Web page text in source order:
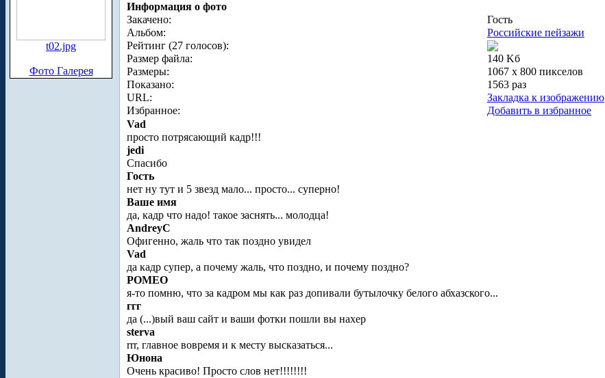
t02.jpg
Фото Галерея
Информация о фото
Закачено:
Гость
Альбом:
Российские пейзажи
Рейтинг (27 голосов):
Размер файла:
140 Kб
Размеры:
1067 x 800 пикселов
Показано:
1563 раз
URL:
Закладка к изображению
Избранное:
Добавить в избранное
Vad
просто потрясающий кадр!!!
jedi
Спасибо
Гость
нет ну тут и 5 звезд мало... просто... суперно!
Ваше имя
да, кадр что надо! такое заснять... молодца!
AndreyC
Офигенно, жаль что так поздно увидел
Vad
да кадр супер, а почему жаль, что поздно, и почему поздно?
POMEO
я-то помню, что за кадром мы как раз допивали бутылочку белого абхазского...
ггг
да (...)вый ваш сайт и ваши фотки пошли вы нахер
sterva
rrr, главное вовремя и к месту высказаться...
Юнона
Очень красиво! Просто слов нет!!!!!!!!